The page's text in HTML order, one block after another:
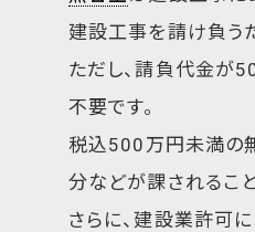
建設工事を請け負う
ただし、請負代金が
不要です。
税込500万円未満の
分などが課されること
さらに、建設業許可